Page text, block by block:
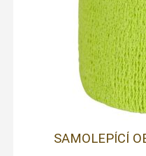
SAMOLEPÍCÍ